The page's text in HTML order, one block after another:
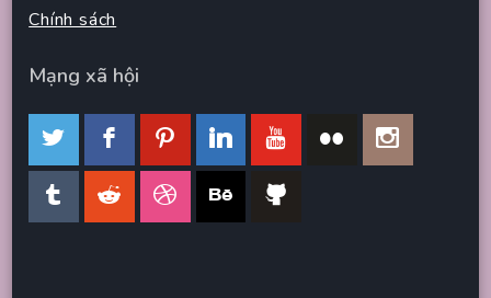
Chính sách
Mạng xã hội